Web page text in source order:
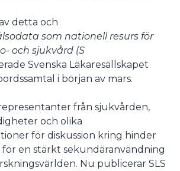
detta och
som nationell resurs för
och sjukvård (S
Svenska Läkaresällskapet
i början av mars.
från sjukvården,
och olika
för diskussion kring hinder
en stärkt sekundäranvändning
Nu publicerar SLS